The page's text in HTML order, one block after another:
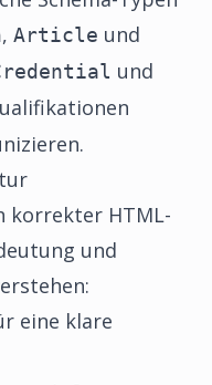
, Article und
und
korrekter HTML-
und
eine klare